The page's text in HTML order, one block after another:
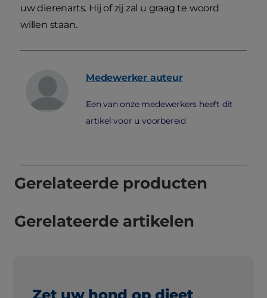
uw dierenarts. Hij of zij zal u graag te woord
willen staan.
Medewerker auteur
Een van onze medewerkers heeft dit
artikel voor u voorbereid
Gerelateerde producten
Gerelateerde artikelen